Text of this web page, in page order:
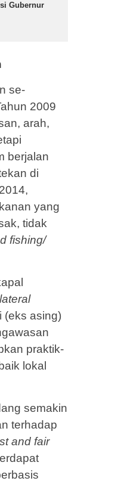
Gubernur
se­
2009
arah,
berjalan
di
yang
tidak
fishing/
(eks asing)
praktik-
lokal
semakin
terhadap
and fair